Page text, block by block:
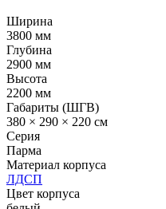
Ширина
3800 мм
Глубина
2900 мм
Высота
2200 мм
Габариты (ШГВ)
380 × 290 × 220 см
Серия
Парма
Материал корпуса
ЛДСП
Цвет корпуса